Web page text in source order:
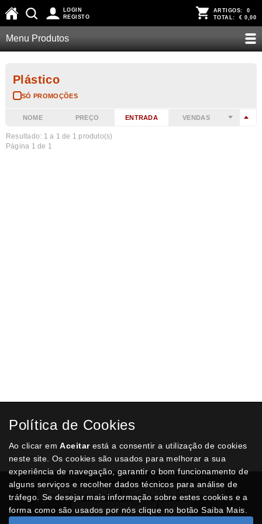
LOGIN
REGISTO
ARTIGOS: 0
TOTAL: € 0,00
Menu Produtos
Plástico
SÓ PROMOÇÕES
NOME PREÇO ENTRADA VENDAS
Resultado: 1 a 1 de 1 produto(s)
Página 1 de 1
Termos e Condições
Livro de reclamações Lista
Política de Cookies
Ao clicar emAceitarestá a consentir a utilização de cookies
neste site. Os cookies são usados para melhorar a sua
experiência de navegação, garantir o bom funcionamento de
alguns serviços e recolher dados técnicos para análise de
tráfego. Se desejar mais informação sobre estes cookies e a
forma como são usados por nós clique no botão Saiba Mais.